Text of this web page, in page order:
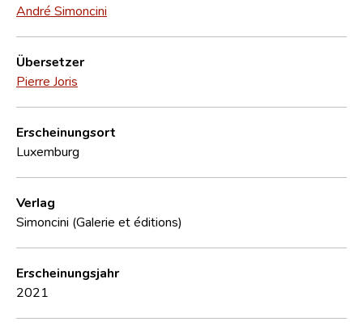
Kontakt
André Simoncini
Übersetzer
Pierre Joris
Erscheinungsort
Luxemburg
Verlag
Simoncini (Galerie et éditions)
Erscheinungsjahr
2021